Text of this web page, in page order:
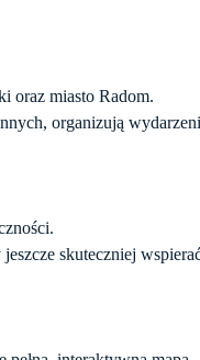
oraz miasto Radom.
organizują
skuteczniej